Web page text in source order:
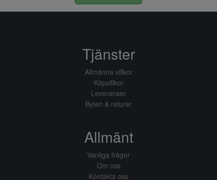
Tjänster
Allmänna villkor
Köpvillkor
Leveranser
Byten & returer
Allmänt
Vanliga frågor
Om oss
Kontakta oss